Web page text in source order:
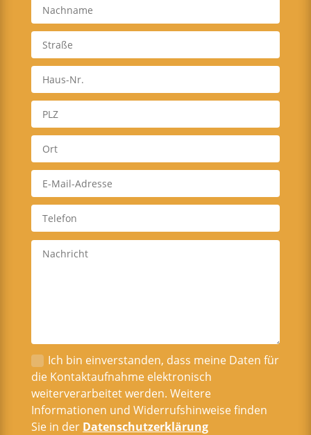
Ich bin einverstanden, dass meine Daten für
die Kontaktaufnahme elektronisch
weiterverarbeitet werden. Weitere
Informationen und Widerrufshinweise finden
Sie in der Datenschutzerklärung